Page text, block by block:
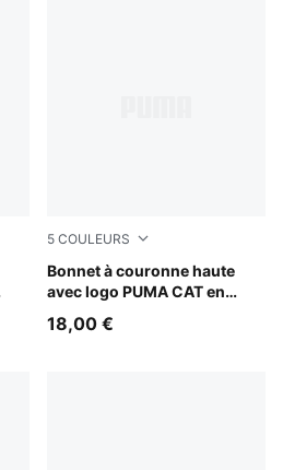
5 COULEURS
Bonnet à couronne haute
avec logo PUMA CAT en
Puma Black
18,00 €